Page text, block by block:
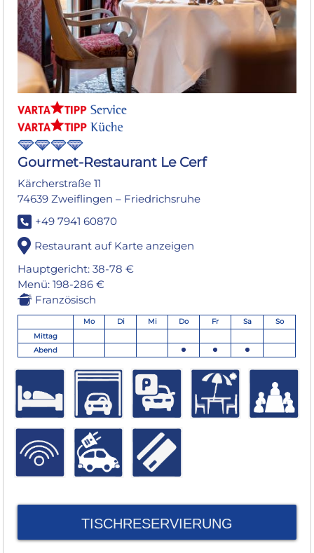
Gourmet-Restaurant Le Cerf
Kärcherstraße 11
74639 Zweiflingen – Friedrichsruhe
+49 7941 60870
Restaurant auf Karte anzeigen
Hauptgericht: 38-78 €
Menü: 198-286 €
Französisch
Mo Di Mi Do Fr Sa
So
Mittag
Abend
TISCHRESERVIERUNG